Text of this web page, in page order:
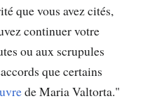
que vous avez cités,
continuer votre
ou aux scrupules
que certains
de Maria Valtorta."